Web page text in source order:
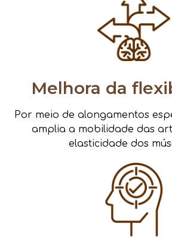
Melhora da
Por meio de alongamentos
amplia a mobilidade das
elasticidade dos